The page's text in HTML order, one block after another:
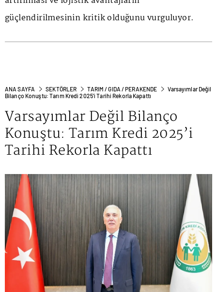
güçlendirilmesinin kritik olduğunu vurguluyor.
ANA SAYFA SEKTÖRLER TARIM / GIDA / PERAKENDE
Varsayımlar Değil
Bilanço Konuştu: Tarım Kredi 2025’i Tarihi Rekorla Kapattı
Varsayımlar Değil Bilanço
Konuştu: Tarım Kredi 2025’i
Tarihi Rekorla Kapattı